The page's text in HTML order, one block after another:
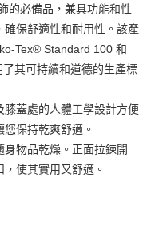
可立即使用無須另外申請。
後會自動跳轉到大哥付的交易
繳款截止日，確認付款後即完
續交易確認頁面所載為準。
大哥付你分期系統評分，恕無
的支付方式。 讓您購物簡單
值。
的必備品，兼具功能和性
確保舒適性和耐用性。該產
Tex® Standard 100 和
其可持續和道德的生產標
膝蓋處的人體工學設計方便
保持乾爽舒適。
物品乾燥。正面拉鍊開
使其實用又舒適。